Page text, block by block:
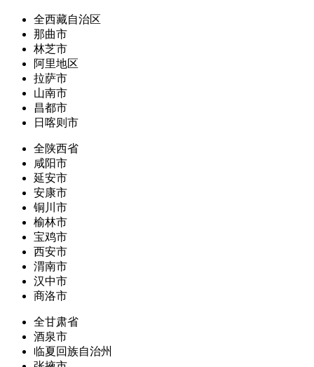
全西藏自治区
那曲市
林芝市
阿里地区
拉萨市
山南市
昌都市
日喀则市
全陕西省
咸阳市
延安市
安康市
铜川市
榆林市
宝鸡市
西安市
渭南市
汉中市
商洛市
全甘肃省
酒泉市
临夏回族自治州